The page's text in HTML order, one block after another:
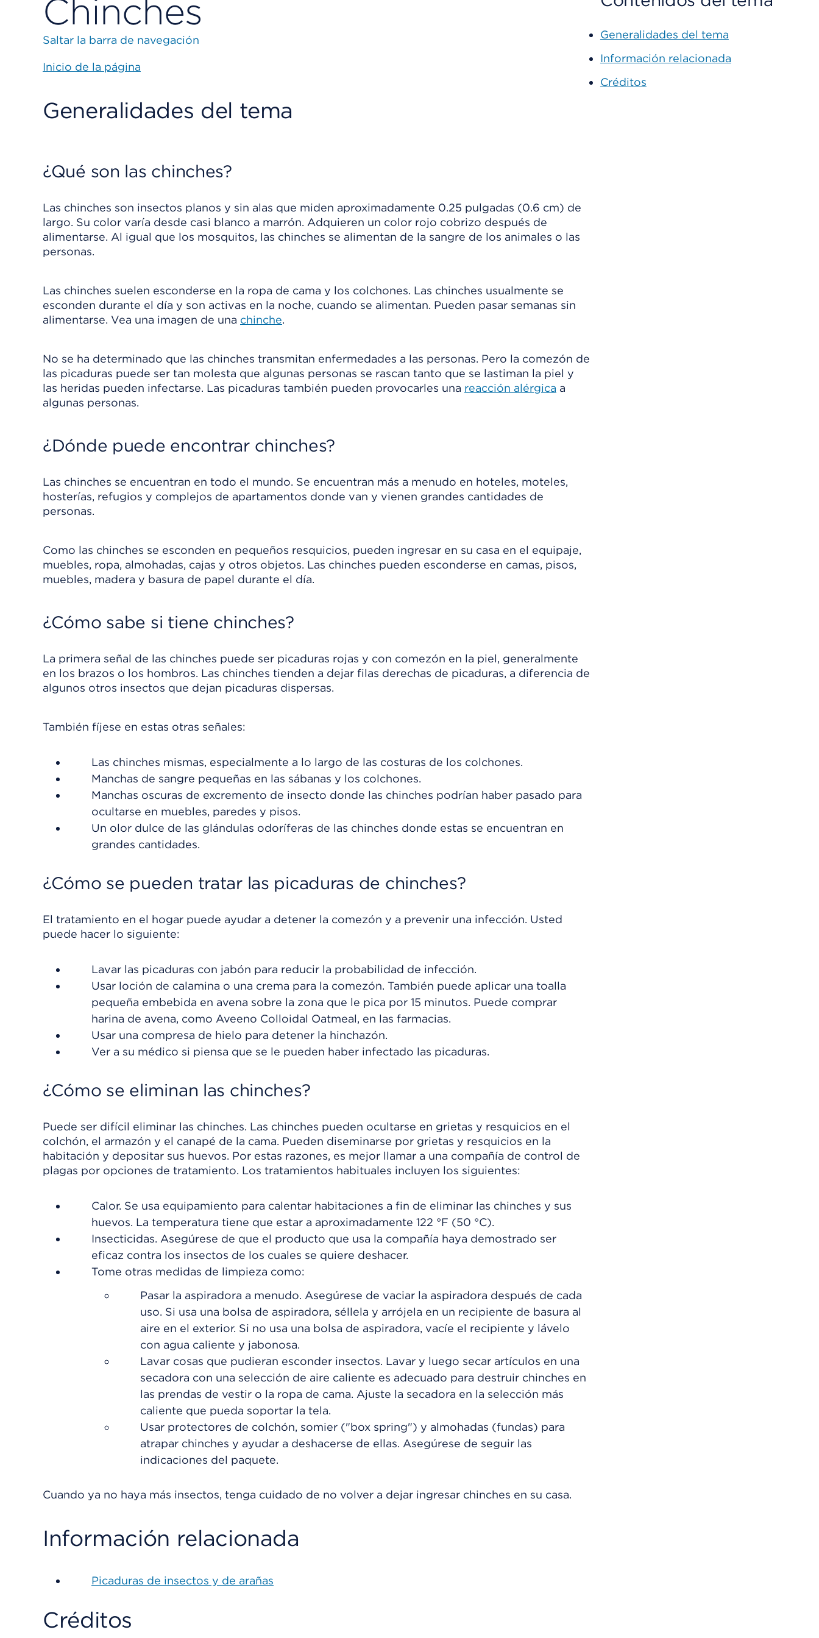
Chinches
Saltar la barra de navegación
Inicio de la página
Generalidades del tema
¿Qué son las chinches?
Las chinches son insectos planos y sin alas que miden aproximadamente 0.25 pulgadas (0.6 cm) de
largo. Su color varía desde casi blanco a marrón. Adquieren un color rojo cobrizo después de
alimentarse. Al igual que los mosquitos, las chinches se alimentan de la sangre de los animales o las
personas.
Las chinches suelen esconderse en la ropa de cama y los colchones. Las chinches usualmente se
esconden durante el día y son activas en la noche, cuando se alimentan. Pueden pasar semanas sin
alimentarse. Vea una imagen de una chinche.
No se ha determinado que las chinches transmitan enfermedades a las personas. Pero la comezón de
las picaduras puede ser tan molesta que algunas personas se rascan tanto que se lastiman la piel y
las heridas pueden infectarse. Las picaduras también pueden provocarles una reacción alérgica a
algunas personas.
¿Dónde puede encontrar chinches?
Las chinches se encuentran en todo el mundo. Se encuentran más a menudo en hoteles, moteles,
hosterías, refugios y complejos de apartamentos donde van y vienen grandes cantidades de
personas.
Como las chinches se esconden en pequeños resquicios, pueden ingresar en su casa en el equipaje,
muebles, ropa, almohadas, cajas y otros objetos. Las chinches pueden esconderse en camas, pisos,
muebles, madera y basura de papel durante el día.
¿Cómo sabe si tiene chinches?
La primera señal de las chinches puede ser picaduras rojas y con comezón en la piel, generalmente
en los brazos o los hombros. Las chinches tienden a dejar filas derechas de picaduras, a diferencia de
algunos otros insectos que dejan picaduras dispersas.
También fíjese en estas otras señales:
Las chinches mismas, especialmente a lo largo de las costuras de los colchones.
Manchas de sangre pequeñas en las sábanas y los colchones.
Manchas oscuras de excremento de insecto donde las chinches podrían haber pasado para
ocultarse en muebles, paredes y pisos.
Un olor dulce de las glándulas odoríferas de las chinches donde estas se encuentran en
grandes cantidades.
¿Cómo se pueden tratar las picaduras de chinches?
El tratamiento en el hogar puede ayudar a detener la comezón y a prevenir una infección. Usted
puede hacer lo siguiente:
Lavar las picaduras con jabón para reducir la probabilidad de infección.
Usar loción de calamina o una crema para la comezón. También puede aplicar una toalla
pequeña embebida en avena sobre la zona que le pica por 15 minutos. Puede comprar
harina de avena, como Aveeno Colloidal Oatmeal, en las farmacias.
Usar una compresa de hielo para detener la hinchazón.
Ver a su médico si piensa que se le pueden haber infectado las picaduras.
¿Cómo se eliminan las chinches?
Puede ser difícil eliminar las chinches. Las chinches pueden ocultarse en grietas y resquicios en el
colchón, el armazón y el canapé de la cama. Pueden diseminarse por grietas y resquicios en la
habitación y depositar sus huevos. Por estas razones, es mejor llamar a una compañía de control de
plagas por opciones de tratamiento. Los tratamientos habituales incluyen los siguientes:
Calor. Se usa equipamiento para calentar habitaciones a fin de eliminar las chinches y sus
huevos. La temperatura tiene que estar a aproximadamente 122 °F (50 °C).
Insecticidas. Asegúrese de que el producto que usa la compañía haya demostrado ser
eficaz contra los insectos de los cuales se quiere deshacer.
Tome otras medidas de limpieza como:
Pasar la aspiradora a menudo. Asegúrese de vaciar la aspiradora después de cada
uso. Si usa una bolsa de aspiradora, séllela y arrójela en un recipiente de basura al
aire en el exterior. Si no usa una bolsa de aspiradora, vacíe el recipiente y lávelo
con agua caliente y jabonosa.
Lavar cosas que pudieran esconder insectos. Lavar y luego secar artículos en una
secadora con una selección de aire caliente es adecuado para destruir chinches en
las prendas de vestir o la ropa de cama. Ajuste la secadora en la selección más
caliente que pueda soportar la tela.
Usar protectores de colchón, somier ("box spring") y almohadas (fundas) para
atrapar chinches y ayudar a deshacerse de ellas. Asegúrese de seguir las
indicaciones del paquete.
Cuando ya no haya más insectos, tenga cuidado de no volver a dejar ingresar chinches en su casa.
Información relacionada
Picaduras de insectos y de arañas
Créditos
Generalidades del tema
Información relacionada
Créditos